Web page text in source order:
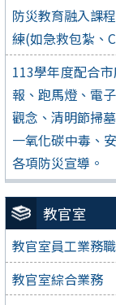
防災教育融入課
練(如急救包紮、
113學年度配合
報、跑馬燈、電
觀念、清明節掃
一氧化碳中毒、
各項防災宣導。
教官室
教官室員工業務
教官室綜合業務